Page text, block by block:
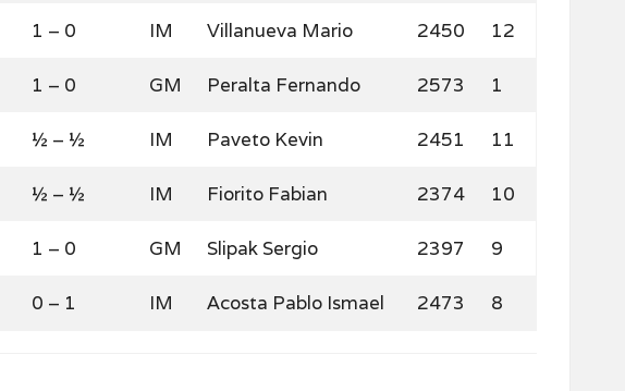
1 – 0 IM Villanueva Mario 2450 12
1 – 0 GM Peralta Fernando 2573 1
½ – ½ IM Paveto Kevin 2451 11
½ – ½ IM Fiorito Fabian 2374 10
1 – 0 GM Slipak Sergio 2397 9
0 – 1 IM Acosta Pablo Ismael 2473 8